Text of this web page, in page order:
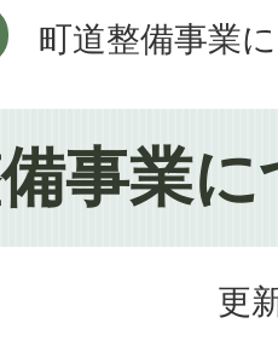
町道整備事業
事業
更